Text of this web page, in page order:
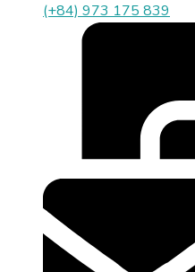
(+84) 973 175 839